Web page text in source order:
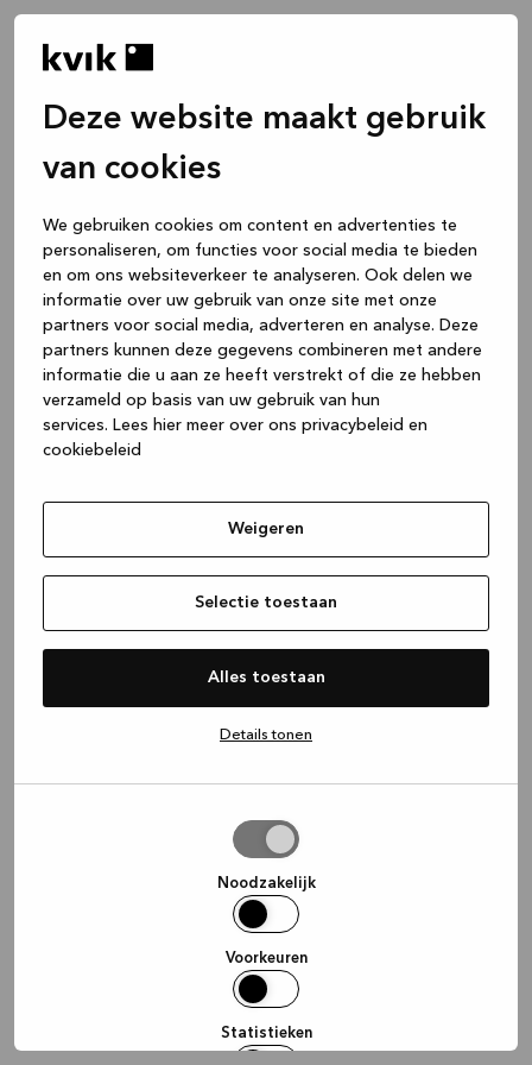
Deze website maakt gebruik
van cookies
We gebruiken cookies om content en advertenties te
personaliseren, om functies voor social media te bieden
en om ons websiteverkeer te analyseren. Ook delen we
informatie over uw gebruik van onze site met onze
partners voor social media, adverteren en analyse. Deze
partners kunnen deze gegevens combineren met andere
informatie die u aan ze heeft verstrekt of die ze hebben
verzameld op basis van uw gebruik van hun
services. Lees hier meer over ons privacybeleid en
cookiebeleid
Weigeren
Selectie toestaan
Alles toestaan
Details tonen
Noodzakelijk
Voorkeuren
Statistieken
(see the browser console for more
information).